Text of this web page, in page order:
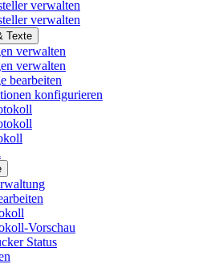
verwalten
verwalten
Texte
verwalten
verwalten
bearbeiten
konfigurieren
Vorschau
Status